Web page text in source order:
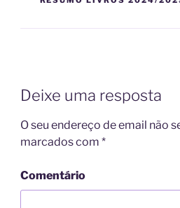
Deixe uma resposta
O seu endereço de email não
marcados com *
Comentário